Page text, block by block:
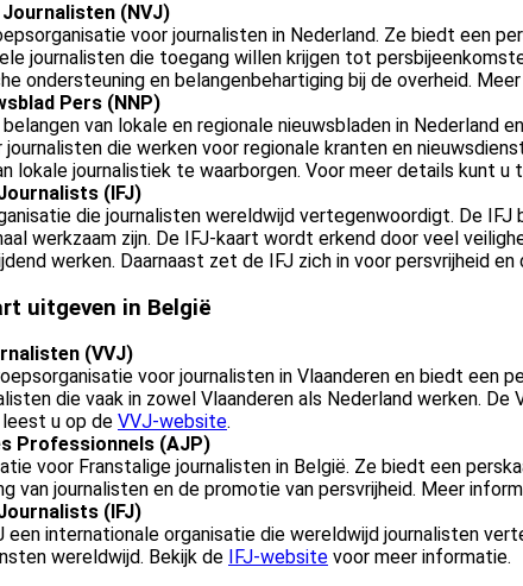
(NVJ)
voor journalisten in Nederland. Ze biedt een
journalisten die toegang willen krijgen tot
ondersteuning en belangenbehartiging bij de overheid.
Pers (NNP)
van lokale en regionale nieuwsbladen in Nederland
die werken voor regionale kranten en
lokale journalistiek te waarborgen. Voor meer details kunt u
(IFJ)
die journalisten wereldwijd vertegenwoordigt. De
werkzaam zijn. De IFJ-kaart wordt erkend door veel
werken. Daarnaast zet de IFJ zich in voor persvrijheid
uitgeven in België
(VVJ)
voor journalisten in Vlaanderen en biedt
die vaak in zowel Vlaanderen als Nederland werken.
leest u op de VVJ-website.
Professionnels (AJP)
voor Franstalige journalisten in België. Ze biedt een
van journalisten en de promotie van persvrijheid. Meer
(IFJ)
een internationale organisatie die wereldwijd journalisten
wereldwijd. Bekijk de
IFJ-website voor meer informatie.